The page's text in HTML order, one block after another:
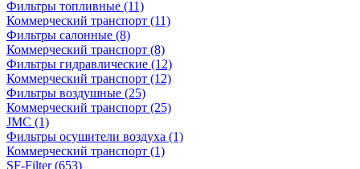
Фильтры топливные (11)
Коммерческий транспорт (11)
Фильтры салонные (8)
Коммерческий транспорт (8)
Фильтры гидравлические (12)
Коммерческий транспорт (12)
Фильтры воздушные (25)
Коммерческий транспорт (25)
JMC (1)
Фильтры осушители воздуха (1)
Коммерческий транспорт (1)
SF-Filter(653)